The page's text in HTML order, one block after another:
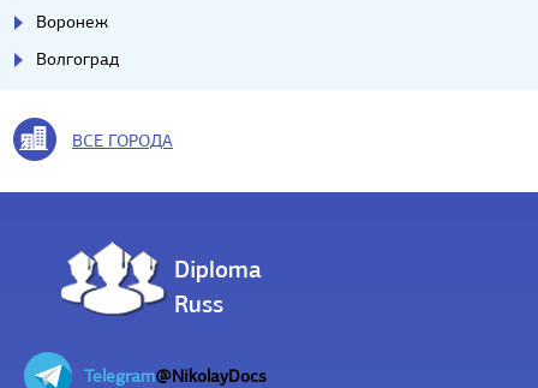
Воронеж
Волгоград
ВСЕ ГОРОДА
Diploma
Russ
Telegram@NikolayDocs